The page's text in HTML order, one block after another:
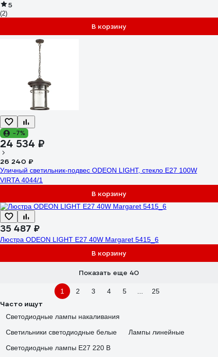
5
(2)
В корзину
-7%
24 534 ₽
26 240 ₽
Уличный светильник-подвес ODEON LIGHT, стекло E27 100W
VIRTA 4044/1
В корзину
35 487 ₽
Люстра ODEON LIGHT E27 40W Margaret 5415_6
В корзину
Показать еще 40
1 2 3 4 5 25
Часто ищут
Светодиодные лампы накаливания
Светильники светодиодные белые
Лампы линейные
Светодиодные лампы E27 220 В